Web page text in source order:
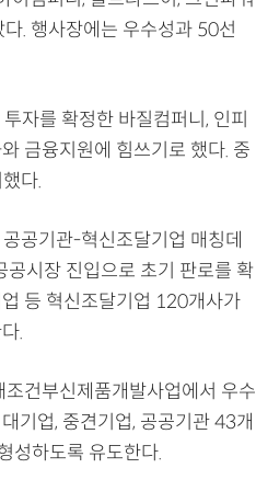
. 행사장에는 우수성과 50선
자를 확정한 바질컴퍼니, 인피
금융지원에 힘쓰기로 했다. 중
다.
공기관-혁신조달기업 매칭데
시장 진입으로 초기 판로를 확
등 혁신조달기업 120개사가
.
건부신제품개발사업에서 우수
기업, 중견기업, 공공기관 43개
성하도록 유도한다.